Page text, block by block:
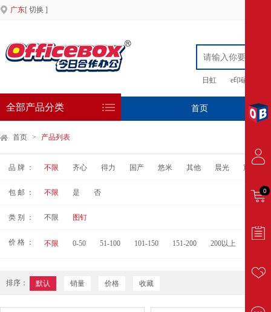
广东[ 切换 ]
日虹 e印硒鼓
全部产品分类 首页 专
首页 > 产品列表
品 牌 ： 不限 齐心 得力 国产 悠米 其他 晨光 宸芃
包 邮 ： 不限 是 否
类 别 ： 不限 图钉
价 格 ： 不限 0-50 51-100 101-150 151-200 200以上
排序： 默认 销量 价格 收藏
0